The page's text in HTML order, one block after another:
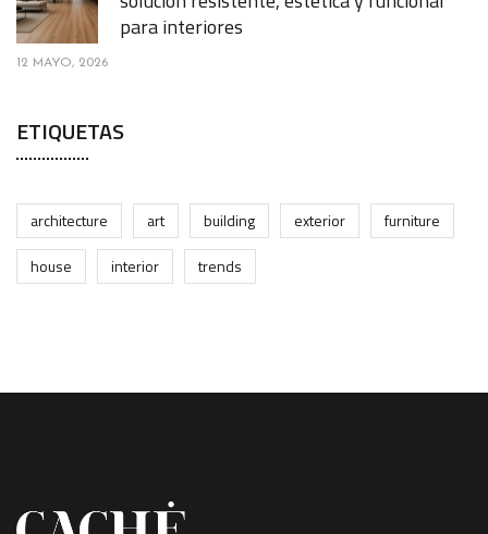
para interiores
12 MAYO, 2026
ETIQUETAS
architecture art building exterior
furniture
house
interior trends